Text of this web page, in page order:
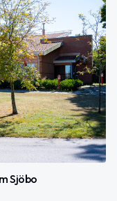
Sjöbo